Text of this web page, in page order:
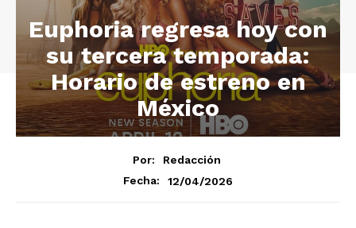
Euphoria regresa hoy con
su tercera temporada:
Horario de estreno en
México
Por:
Redacción
Fecha:
12/04/2026